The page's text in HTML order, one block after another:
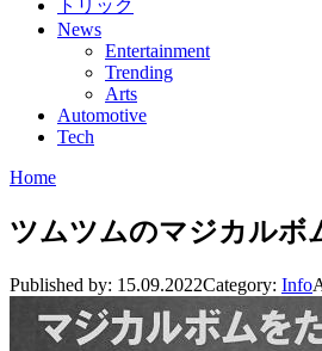
トリック
News
Entertainment
Trending
Arts
Automotive
Tech
Home
ツムツムのマジカルボ
Published by: 15.09.2022Category: Info